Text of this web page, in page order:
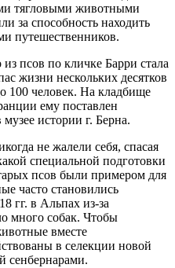
тягловыми животными
за способность находить
путешественников.
псов по кличке Барри стала
жизни нескольких десятков
100 человек. На кладбище
ему поставлен
истории г. Берна.
не жалели себя, спасая
специальной подготовки
псов были примером для
часто становились
гг. в Альпах из-за
много собак. Чтобы
вместе
в селекции новой
сенбернарами.